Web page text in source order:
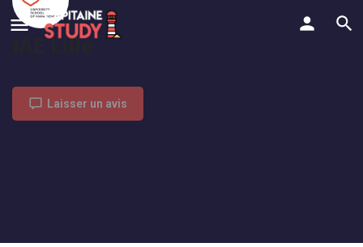
IAE Lille
Laisser un avis